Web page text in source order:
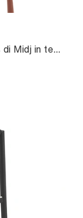
Clicca e scopri di più sulla sedia Mys di Midj in tessuto: le più originali Sedie fisse design ti aspettano.